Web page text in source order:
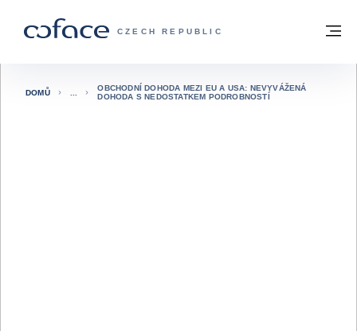
COFACE FOR TRADE - WEBOVÁ
CZECH REPUBLIC
Zpět na hlavní stránku
DOMŮ
OBCHODNÍ DOHODA MEZI EU A USA: NEVYVÁŽENÁ
DOHODA S NEDOSTATKEM PODROBNOSTÍ